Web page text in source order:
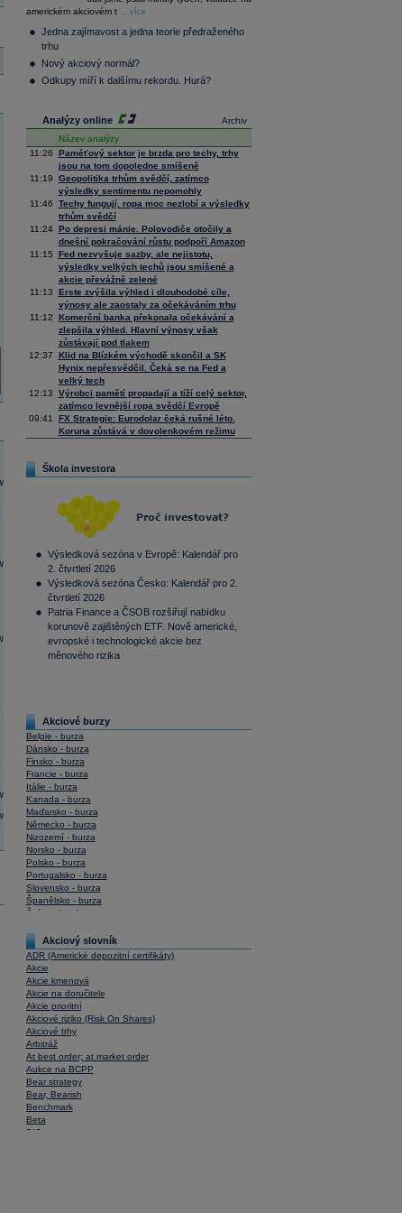
Composite
36 145,83 0,96
Tecdax
Performance
index
3 984,15
americkém akciovém t
...více
Jedna zajímavost a jedna teorie předraženého
trhu
Nový akciový normál?
Odkupy míří k dalšímu rekordu. Hurá?
Archiv
Analýzy online
Název analýzy
11:26
Paměťový sektor je brzda pro techy, trhy
jsou na tom dopoledne smíšeně
11:19
Geopolitika trhům svědčí, zatímco
výsledky sentimentu nepomohly
11:46
Techy fungují, ropa moc nezlobí a výsledky
trhům svědčí
11:24
Po depresi mánie. Polovodiče otočily a
dnešní pokračování růstu podpoří Amazon
11:15
Fed nezvyšuje sazby, ale nejistotu,
výsledky velkých techů jsou smíšené a
akcie převážně zelené
11:13
Erste zvýšila výhled i dlouhodobé cíle,
výnosy ale zaostaly za očekáváním trhu
11:12
Komerční banka překonala očekávání a
zlepšila výhled. Hlavní výnosy však
zůstávají pod tlakem
12:37
Klid na Blízkém východě skončil a SK
Hynix nepřesvědčil. Čeká se na Fed a
velký tech
12:13
Výrobci pamětí propadají a tíží celý sektor,
zatímco levnější ropa svědčí Evropě
09:41
FX Strategie: Eurodolar čeká rušné léto.
Koruna zůstává v dovolenkovém režimu
Škola investora
Výsledková sezóna v Evropě: Kalendář pro
2. čtvrtletí 2026
Výsledková sezóna Česko: Kalendář pro 2.
čtvrtletí 2026
Patria Finance a ČSOB rozšiřují nabídku
korunově zajištěných ETF. Nově americké,
evropské i technologické akcie bez
měnového rizika
Akciové burzy
Belgie - burza
Dánsko - burza
Finsko - burza
Francie - burza
Itálie - burza
Kanada - burza
Maďarsko - burza
Německo - burza
Nizozemí - burza
Norsko - burza
Polsko - burza
Portugalsko - burza
Slovensko - burza
Španělsko - burza
Švýcarsko - burza
Akciový slovník
ADR (Americké depozitní certifikáty)
Akcie
Akcie kmenová
Akcie na doručitele
Akcie prioritní
Akciové riziko (Risk On Shares)
Akciové trhy
Arbitráž
At best order; at market order
Aukce na BCPP
Bear strategy
Bear, Bearish
Benchmark
Beta
BIC